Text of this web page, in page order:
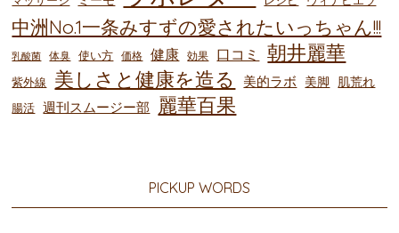
中洲No.1一条みすずの愛されたいっちゃん!!!
乳酸菌 体臭 使い方 価格 健康 効果 口コミ 朝井麗華
紫外線 美しさと健康を造る 美的ラボ 美脚 肌荒れ
腸活 週刊スムージー部 麗華百果
PICKUP WORDS